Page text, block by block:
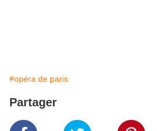
#opéra de paris
Partager